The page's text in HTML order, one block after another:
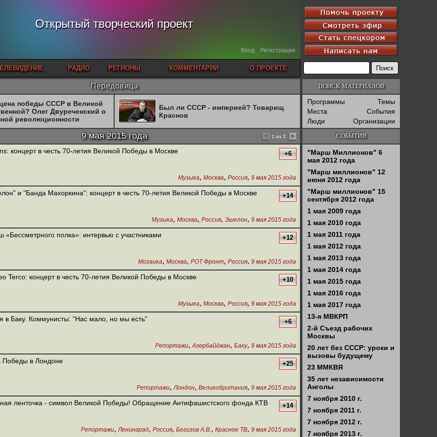
Открытый творческий проект
Вход Регистрация
РАДИО РЕГИОНЫ КОММЕНТАРИИ О ПРОЕКТЕ
Передовица
победы СССР в Великой
Олег Двуреченский о
революционности
Был ли СССР - империей? Товарищ
Краснов
9 мая 2015 года 1 из 2
концерт в честь 70-летия Великой Победы в Москве +6
Музыка, Москва, Россия, 9 мая 2015 года
и "Банда Махоркина": концерт в честь 70-летия Великой Победы в Москве +14
Музыка, Москва, Россия, Эшелон, 9 мая 2015 года
«Бессметрного полка»: интервью с участниками +12
Мозаика, Москва, РОТ Фронт, Россия, 9 мая 2015 года
Terco: концерт в честь 70-летия Великой Победы в Москве +10
Музыка, Москва, Россия, 9 мая 2015 года
в Баку. Коммунисты: "Нас мало, но мы есть" +6
Репортажи, Азербайджан, Баку, 9 мая 2015 года
Победы в Лондоне +25
Репортажи, Лондон, Великобритания, 9 мая 2015 года
ленточка - символ Великой Победы! Обращение Антифашистского фонда КТВ +14
Репортажи, Ленинград, Россия, Бегизов А.В., Красное ТВ, 9 мая 2015 года
ПОИСК МАТЕРИАЛОВ
Программы
Темы
Места
События
Люди
Организации
СОБЫТИЯ
"Марш Миллионов" 6
мая 2012 года
"Марш миллионов" 12
июня 2012 года
"Марш миллионов" 15
сентября 2012 года
1 мая 2009 года
1 мая 2010 года
1 мая 2011 года
1 мая 2012 года
1 мая 2013 года
1 мая 2014 года
1 мая 2015 года
1 мая 2016 года
1 мая 2017 года
13-я МВКРП
2-й Съезд рабочих
Москвы
20 лет без СССР: уроки и
вызовы будущему
23 ММКВЯ
35 лет независимости
Анголы
7 ноября 2010 г.
7 ноября 2011 г.
7 ноября 2012 г.
7 ноября 2013 г.